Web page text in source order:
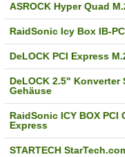
ASROCK Hyper Quad
RaidSonic Icy Box IB-
DeLOCK PCI Express
DeLOCK 2.5" Konverter
Gehäuse
RaidSonic ICY BOX PCI
Express
STARTECH